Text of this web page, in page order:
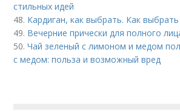
стильных идей
48. Кардиган, как выбрать. Как
49. Вечерние прически для полного
50.Чай зеленый с лимоном и медом
с медом: польза и возможный вред